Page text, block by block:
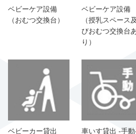
ベビーケア設備
（おむつ交換台）
ベビーケア設備
（授乳スペース及
びおむつ交換台
り）
ベビーカー貸出 車いす貸出 -手動